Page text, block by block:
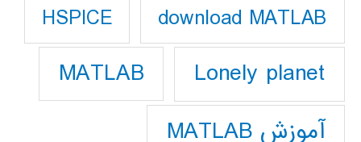
download MATLAB
HSPICE
Lonely planet
MATLAB
آموزش MATLAB